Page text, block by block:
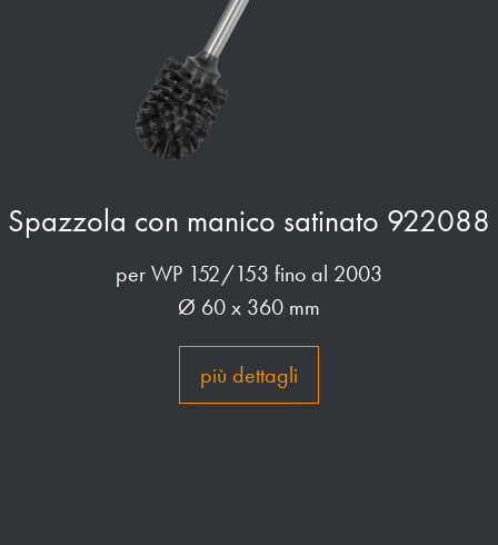
Spazzola con manico satinato 922088
per WP 152/153 fino al 2003
Ø 60 x 360 mm
più dettagli